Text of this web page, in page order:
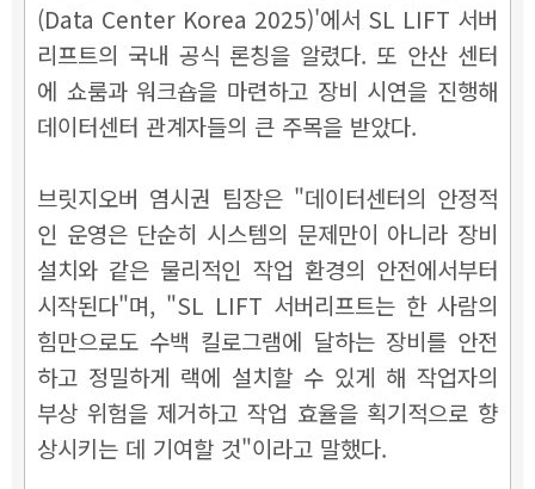
(Data Center Korea 2025)'에서 SL LIFT 서버
리프트의 국내 공식 론칭을 알렸다. 또 안산 센터
에 쇼룸과 워크숍을 마련하고 장비 시연을 진행해
데이터센터 관계자들의 큰 주목을 받았다.
브릿지오버 염시권 팀장은 "데이터센터의 안정적
인 운영은 단순히 시스템의 문제만이 아니라 장비
설치와 같은 물리적인 작업 환경의 안전에서부터
시작된다"며, "SL LIFT 서버리프트는 한 사람의
힘만으로도 수백 킬로그램에 달하는 장비를 안전
하고 정밀하게 랙에 설치할 수 있게 해 작업자의
부상 위험을 제거하고 작업 효율을 획기적으로 향
상시키는 데 기여할 것"이라고 말했다.